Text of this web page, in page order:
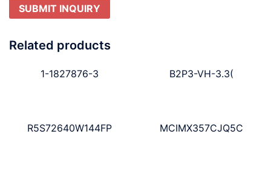
SUBMIT INQUIRY
Related products
1-1827876-3 B2P3-VH-3.3(
R5S72640W144FP MCIMX357CJQ5C